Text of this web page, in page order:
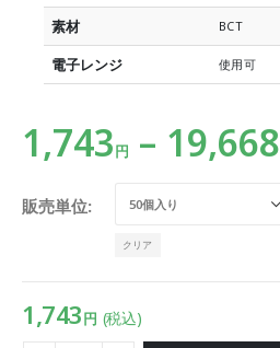
素材 BCT
電子レンジ 使用可
1,743円 – 19,668
販売単位
クリア
1,743円 (税込)